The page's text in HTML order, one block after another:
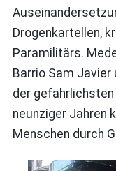
Drogenkartellen,
Paramilitärs.
Barrio Sam Javier
der gefährlichsten
neunziger Jahren
Menschen durch